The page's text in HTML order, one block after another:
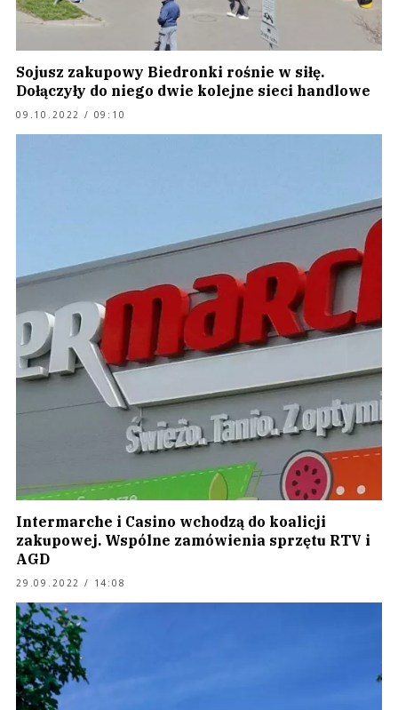
Sojusz zakupowy Biedronki rośnie w siłę.
Dołączyły do niego dwie kolejne sieci handlowe
09.10.2022 / 09:10
Intermarche i Casino wchodzą do koalicji
zakupowej. Wspólne zamówienia sprzętu RTV i
AGD
29.09.2022 / 14:08